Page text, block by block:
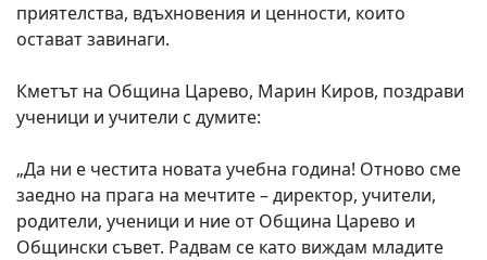
приятелства, вдъхновения и ценности, които
остават завинаги.
Кметът на Община Царево, Марин Киров, поздрави
ученици и учители с думите:
„Да ни е честита новата учебна година! Отново сме
заедно на прага на мечтите – директор, учители,
родители, ученици и ние от Община Царево и
Общински съвет. Радвам се като виждам младите